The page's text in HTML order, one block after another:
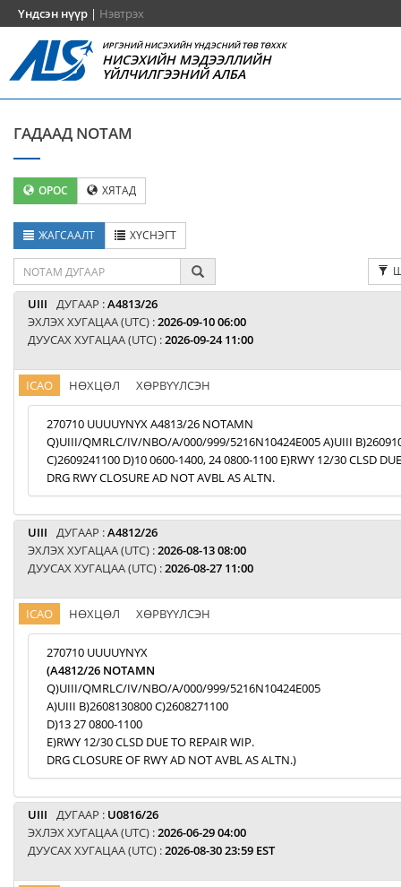
Үндсэн нүүр | Нэвтрэх
ИРГЭНИЙ НИСЭХИЙН ҮНДЭСНИЙ ТӨВ ТӨХХК
НИСЭХИЙН МЭДЭЭЛЛИЙН
ҮЙЛЧИЛГЭЭНИЙ АЛБА
ГАДААД NOTAM
ОРОС ХЯТАД
ЖАГСААЛТ ХҮСНЭГТ
UIII ДУГААР :A4813/26
ЭХЛЭХ ХУГАЦАА (UTC) :2026-09-10 06:00
ДУУСАХ ХУГАЦАА (UTC) :2026-09-24 11:00
ICAO НӨХЦӨЛ ХӨРВҮҮЛСЭН
270710 UUUUYNYX A4813/26 NOTAMN
Q)UIII/QMRLC/IV/NBO/A/000/999/5216N10424E005 A)UIII
C)2609241100 D)10 0600-1400, 24 0800-1100 E)RWY 12/30 CLSD
DRG RWY CLOSURE AD NOT AVBL AS ALTN.
UIII ДУГААР :A4812/26
ЭХЛЭХ ХУГАЦАА (UTC) :2026-08-13 08:00
ДУУСАХ ХУГАЦАА (UTC) :2026-08-27 11:00
ICAO НӨХЦӨЛ ХӨРВҮҮЛСЭН
270710 UUUUYNYX
(A4812/26 NOTAMN
Q)UIII/QMRLC/IV/NBO/A/000/999/5216N10424E005
A)UIII B)2608130800 C)2608271100
D)13 27 0800-1100
E)RWY 12/30 CLSD DUE TO REPAIR WIP.
DRG CLOSURE OF RWY AD NOT AVBL AS ALTN.)
UIII ДУГААР : U0816/26
ЭХЛЭХ ХУГАЦАА (UTC) :2026-06-29 04:00
ДУУСАХ ХУГАЦАА (UTC) :2026-08-30 23:59 EST